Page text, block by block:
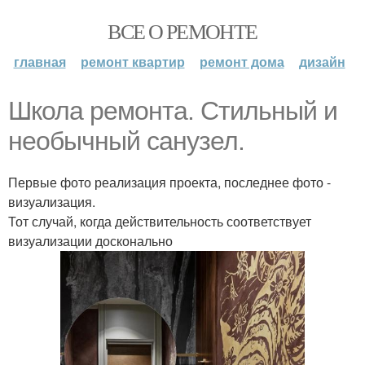
ВСЕ О РЕМОНТЕ
главная ремонт квартир ремонт дома дизайн
Школа ремонта. Стильный и
необычный санузел.
Первые фото реализация проекта, последнее фото -
визуализация.
Тот случай, когда действительность соответствует
визуализации досконально